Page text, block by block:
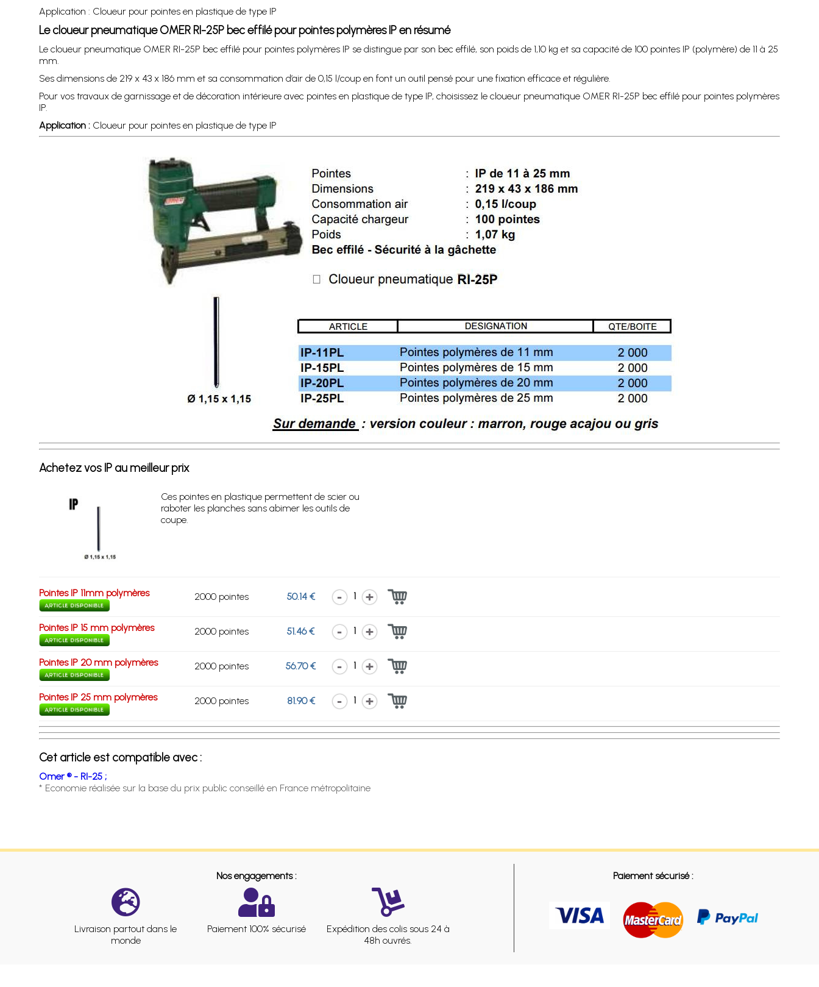
Application : Cloueur pour pointes en plastique de type IP
Le cloueur pneumatique OMER RI-25P bec effilé pour pointes polymères IP en résumé
Le cloueur pneumatique OMER RI-25P bec effilé pour pointes polymères IP se distingue par son bec effilé, son poids de 1,10 kg et sa capacité de 100 pointes IP (polymère) de 11 à 25
mm.
Ses dimensions de 219 x 43 x 186 mm et sa consommation d’air de 0,15 l/coup en font un outil pensé pour une fixation efficace et régulière.
Pour vos travaux de garnissage et de décoration intérieure avec pointes en plastique de type IP, choisissez le cloueur pneumatique OMER RI-25P bec effilé pour pointes polymères
IP.
Application :Cloueur pour pointes en plastique de type IP
Achetez vos IP au meilleur prix
Ces pointes en plastique permettent de scier ou
raboter les planches sans abimer les outils de
coupe.
Pointes IP 11mm polymères 2000 pointes 50.14 € 1
Pointes IP 15 mm polymères 2000 pointes 51.46 € 1
Pointes IP 20 mm polymères 2000 pointes 56.70 € 1
Pointes IP 25 mm polymères 2000 pointes 81.90 € 1
Cet article est compatible avec :
Omer ® - RI-25 ;
* Economie réalisée sur la base du prix public conseillé en France métropolitaine
Nos engagements :
Livraison partout dans le
monde
Paiement 100% sécurisé
Expédition des colis sous 24 à
48h ouvrés.
Paiement sécurisé :